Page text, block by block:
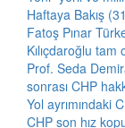
Haftaya Bakış
Fatoş Pınar
Kılıçdaroğlu
Prof. Seda
sonrası CHP
Yol ayrımındaki
CHP son hız